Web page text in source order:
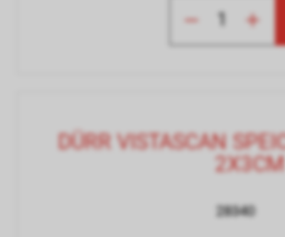
DÜRR VISTASCAN
2X3CM
28340